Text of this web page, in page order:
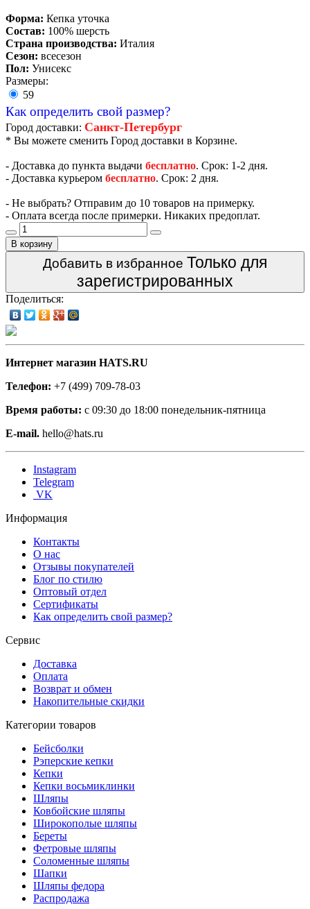
Форма: Кепка уточка
Состав: 100% шерсть
Страна производства: Италия
Сезон: всесезон
Пол: Унисекс
Размеры:
59
Как определить свой размер?
Город доставки: Санкт-Петербург
* Вы можете сменить Город доставки в Корзине.
- Доставка до пункта выдачи бесплатно. Срок: 1-2 дня.
- Доставка курьером бесплатно. Срок: 2 дня.
- Не выбрать? Отправим до 10 товаров на примерку.
- Оплата всегда после примерки. Никаких предоплат.
В корзину
Добавить в избранное Только для
зарегистрированных
Поделиться:
Интернет магазин HATS.RU
Телефон: +7 (499) 709-78-03
Время работы: с 09:30 до 18:00 понедельник-пятница
E-mail. hello@hats.ru
Instagram
Telegram
VK
Информация
Контакты
О нас
Отзывы покупателей
Блог по стилю
Оптовый отдел
Сертификаты
Как определить свой размер?
Сервис
Доставка
Оплата
Возврат и обмен
Накопительные скидки
Категории товаров
Бейсболки
Рэперские кепки
Кепки
Кепки восьмиклинки
Шляпы
Ковбойские шляпы
Широкополые шляпы
Береты
Фетровые шляпы
Соломенные шляпы
Шапки
Шляпы федора
Распродажа